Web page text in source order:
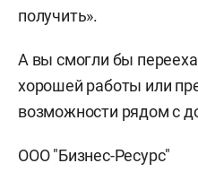
получить».
А вы смогли бы
хорошей работы или
возможности рядом с
ООО "Бизнес-Ресурс"